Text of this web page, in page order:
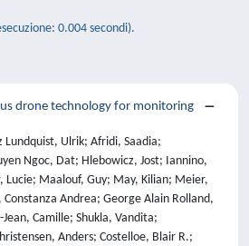
0.004 secondi).
drone technology for monitoring
Lundquist, Ulrik; Afridi, Saadia;
Ngoc, Dat; Hlebowicz, Jost; Iannino,
Lucie; Maalouf, Guy; May, Kilian; Meier,
Andrea; George Alain Rolland,
Camille; Shukla, Vandita;
Anders; Costelloe, Blair R.;